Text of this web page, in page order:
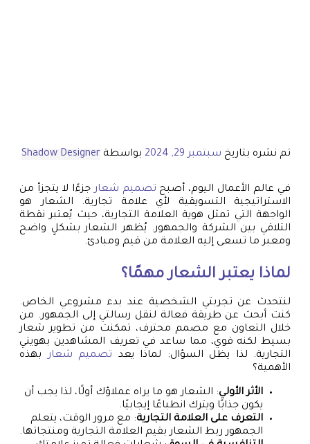
تم نشره بتاريخ سبتمبر 29, 2024 بواسطة Shadow Designer
في عالم الأعمال اليوم، أصبح تصميم شعارجزءًا لا يتجزأ من
الاستراتيجية التسويقية لأي علامة تجارية. الشعار هو
الواجهة التي تمثل هوية العلامة التجارية، حيث يُعتبر نقطة
التلاقي بين الشركة والجمهور. يُظهر الشعار بشكلٍ واضح
ومعبر ما تسعى إليه العلامة من قيم ومبادئ.
لماذا يعتبر الشعار مهمًا؟
لنتحدث عن تجربتي الشخصية عند بدء مشروعي الخاص.
كنت أبحث عن طريقة فعالة لنقل رسالتي إلى الجمهور. من
خلال التعاون مع مصمم محترف، تمكنت من تطوير شعار
بسيط لكنه قوي، مما ساعد في تعريف المشاهدين بهويتي
التجارية. لذا يظل السؤال: لماذا يعد تصميم شعاربهذه
الأهمية؟
الأثر الأولي: الشعار هو ما يراه عملاؤك أولًا، لذا يجب أن
يكون جذابًا ويترك انطباعًا إيجابيًا.
التعرف على العلامة التجارية: مع مرور الوقت، يتعلم
الجمهور ربط الشعار بقيم العلامة التجارية ومنتجاتها.